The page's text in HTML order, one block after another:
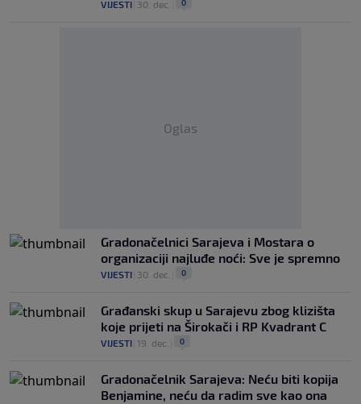
VIJESTI 30. dec. 0
Oglas
Gradonačelnici Sarajeva i Mostara o
organizaciji najluđe noći: Sve je spremno
VIJESTI 30. dec. 0
Građanski skup u Sarajevu zbog klizišta
koje prijeti na Širokači i RP Kvadrant C
VIJESTI 19. dec. 0
Gradonačelnik Sarajeva: Neću biti kopija
Benjamine, neću da radim sve kao ona